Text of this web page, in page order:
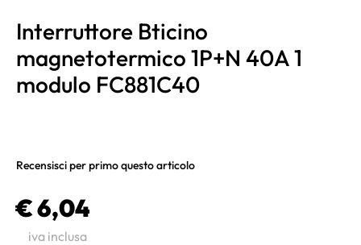
Interruttore Bticino
magnetotermico 1P+N 40A 1
modulo FC881C40
Recensisci per primo questo articolo
€ 6,04
iva inclusa